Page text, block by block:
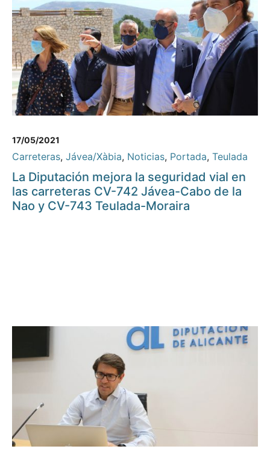
17/05/2021
Carreteras, Jávea/Xàbia, Noticias, Portada, Teulada
La Diputación mejora la seguridad vial en
las carreteras CV-742 Jávea-Cabo de la
Nao y CV-743 Teulada-Moraira